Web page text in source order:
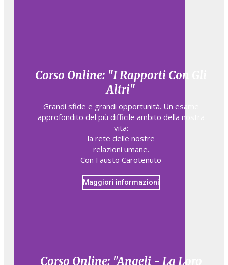
Corso Online: "I Rapporti Con Gli
Altri"
Grandi sfide e grandi opportunità. Un esame
approfondito del più difficile ambito della nostra
vita:
la rete delle nostre
relazioni umane.
Con Fausto Carotenuto
Maggiori informazioni
Corso Online: "Angeli - La Loro